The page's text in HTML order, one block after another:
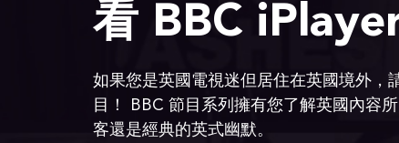
看 BBC
如果您是英國電視迷但居住在英國境外，
目！ BBC 節目系列擁有您了解英國內容
客還是經典的英式幽默。